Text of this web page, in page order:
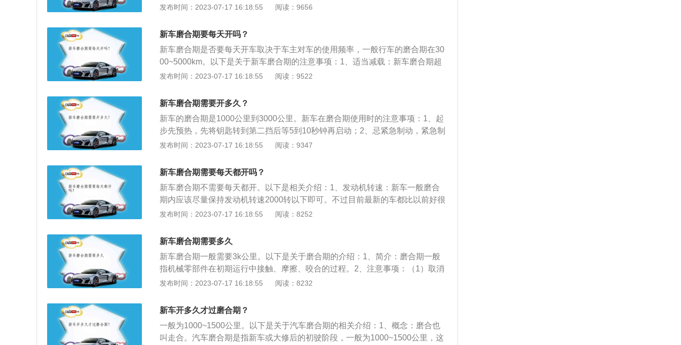
面受损，故此速度更应注意的是转速。不可让机器转速过低：过低的转速达不到
最好不要怠速行驶：不要让机器过于负重，一般情况下要用油给车子些力。
发布时间：2023-07-17 16:18:55 阅读：9656
新车磨合期要每天开吗？
新车磨合期是否要每天开车取决于车主对车的使用频率，一般行车的磨合期在30
00~5000km。以下是关于新车磨合期的注意事项：1、适当减载：新车磨合期超
载对车辆的损伤巨大，因为车子在磨合期时，很多零件还没有磨平，过大的承载
损，非常的伤车。2、不可长时间保持一个挡位：低速常挂五挡或四挡，虽然确
实能让车辆更快的磨合、契合，但其实很伤车。因为磨合期对于发动机来说，是
一个出厂之后的再造过程，即发动机轮轴表面有一些地方咬合不好，不平的地
方，要在使用中将其通过自然磨损磨掉。
发布时间：2023-07-17 16:18:55 阅读：9522
新车磨合期需要开多久？
新车的磨合期是1000公里到3000公里。新车在磨合期使用时的注意事项：1、起
步先预热，先将钥匙转到第二挡后等5到10秒钟再启动；2、忌紧急制动，紧急制
动不仅使磨合中的制动系统受到冲击，还会加大底盘和发动机的冲击负荷；3、
新车在磨合期内跑长途，发动机连续工作的时间就会增加，易造成机件磨损；
5、勿高速行驶，新车磨合期内有速度限制；6、使用优质汽油，切勿添加抗磨损
的油精，以免里程数已够而磨合不足；7、忌提前拆除限速片，应等新车行驶100
0公里后，在保养良好的情况下再将它拆除。
发布时间：2023-07-17 16:18:55 阅读：9347
新车磨合期需要每天都开吗？
新车磨合期不需要每天都开。以下是相关介绍：1、发动机转速：新车一般磨合
期内应该尽量保持发动机转速2000转以下即可。不过目前最新的车都比以前好很
多，磨合期也有所缩短，具体车型的磨合期可以咨询销售方。另外不要猛踩油门
车在装载时应矮于划定的载重量，更不能超载。超载会减轻收念头、变速器、传
动系统、吊挂系统等部件的背担，加沉磨损，对车辆制败侵害。3、选择优质润
滑油：选择低黏度和优质润滑油，能使摩擦表面失掉良好的润滑，减缓机件磨
损。
发布时间：2023-07-17 16:18:55 阅读：8252
新车磨合期需要多久
新车磨合期一般需要3k公里。以下是关于磨合期的介绍：1、简介：磨合期一般
指机械零部件在初期运行中接触、摩擦、咬合的过程。2、注意事项：（1）取消
限速器，使发动机运转不再受机械限制。（2）检查电路系统，清理点火处的积
汽车发动机的润滑系、变速器、分动器、差速器、转向节、轮毂等部位。
发布时间：2023-07-17 16:18:55 阅读：8232
新车开多久才过磨合期？
一般为1000~1500公里。以下是关于汽车磨合期的相关介绍：1、概念：磨合也
叫走合。汽车磨合期是指新车或大修后的初驶阶段，一般为1000~1500公里，这